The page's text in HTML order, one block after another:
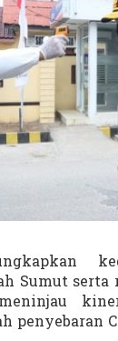
n
i
S
o
r
m
i
Sumut
penyebaran